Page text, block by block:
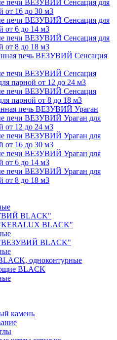
печи ВЕЗУВИЙ Сенсация для
от 16 до 30 м3
печи ВЕЗУВИЙ Сенсация для
от 6 до 14 м3
печи ВЕЗУВИЙ Сенсация для
от 8 до 18 м3
печь ВЕЗУВИЙ Сенсация
печи ВЕЗУВИЙ Сенсация
парной от 12 до 24 м3
печи ВЕЗУВИЙ Сенсация
парной от 8 до 18 м3
печь ВЕЗУВИЙ Ураган
печи ВЕЗУВИЙ Ураган для
от 12 до 24 м3
печи ВЕЗУВИЙ Ураган для
от 16 до 30 м3
печи ВЕЗУВИЙ Ураган для
от 6 до 14 м3
печи ВЕЗУВИЙ Ураган для
от 8 до 18 м3
BLACK"
BLACK"
BLACK"
одноконтурные
BLACK
камень